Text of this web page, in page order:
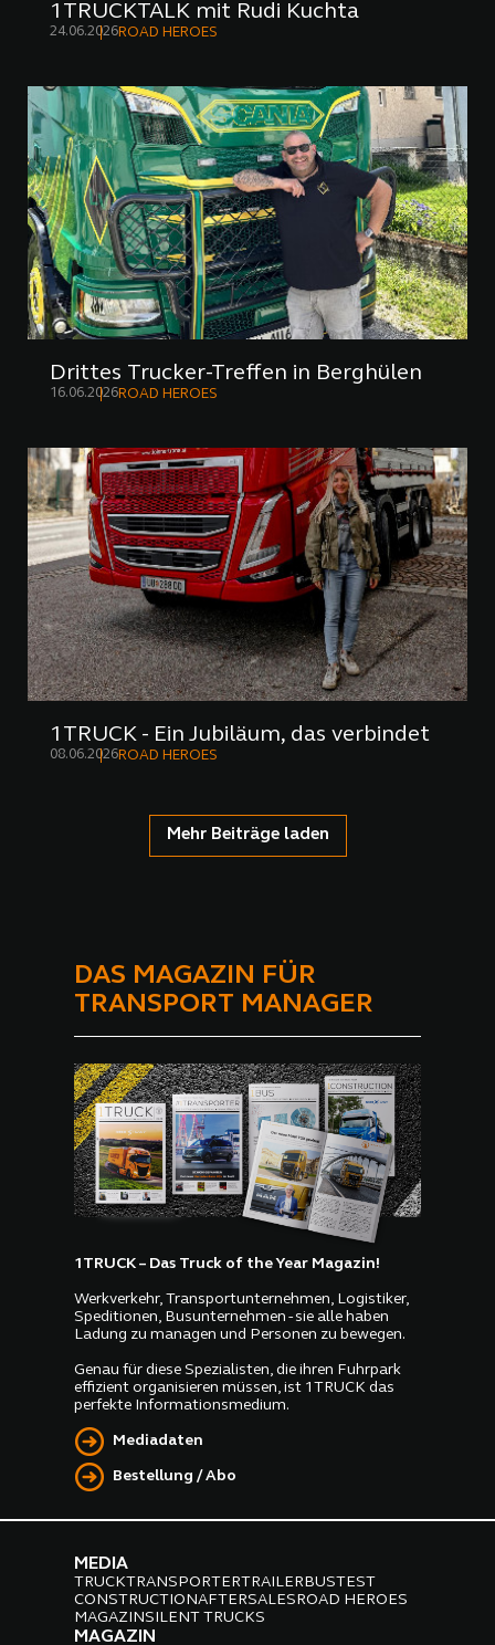
1TRUCKTALK mit Rudi Kuchta
24.06.2026ROAD HEROES
Drittes Trucker-Treffen in Berghülen
16.06.2026ROAD HEROES
1TRUCK - Ein Jubiläum, das verbindet
08.06.2026ROAD HEROES
Mehr Beiträge laden
DAS MAGAZIN FÜR
TRANSPORT MANAGER
1TRUCK – Das Truck of the Year Magazin!
Werkverkehr, Transportunternehmen, Logistiker,
Speditionen, Busunternehmen - sie alle haben
Ladung zu managen und Personen zu bewegen.
Genau für diese Spezialisten, die ihren Fuhrpark
effizient organisieren müssen, ist 1TRUCK das
perfekte Informationsmedium.
Mediadaten
Bestellung / Abo
MEDIA
TRUCKTRANSPORTERTRAILERBUSTEST
CONSTRUCTIONAFTERSALESROAD HEROES
MAGAZINSILENT TRUCKS
MAGAZIN